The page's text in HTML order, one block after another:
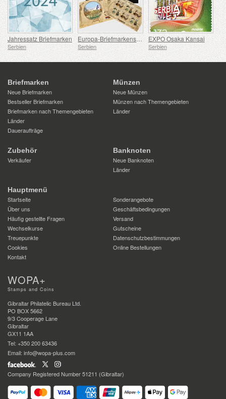
Jahressatz Briefmarken
Serbien
Europa-Briefmarkensatz 2007-2016
Serbien
EXPO Osaka Kansai
Serbien
Briefmarken
Neue Briefmarken
Bestseller Briefmarken
Briefmarken nach Themengebieten
Länder
Daueraufträge
Münzen
Neue Münzen
Münzen nach Themengebieten
Länder
Zubehör
Verkäufer
Banknoten
Neue Banknoten
Länder
Hauptmenü
Startseite
Sonderangebote
Über uns
Geschäftsbedingungen
Häufig gestellte Fragen
Versand
Wechselkurse
Gutscheine
Treuepunkte
Datenschutzbestimmungen
Cookies
Online Bestellungen
Kontakt
WOPA+
Stamps and Coins
Gibraltar Philatelic Bureau Ltd.
PO BOX 5662
9/3 Cooperage Lane
Gibraltar
GX11 1AA
Tel: +350 200 63436
Email: info@wopa-plus.com
Company Registered Number 51211 (Gibraltar)